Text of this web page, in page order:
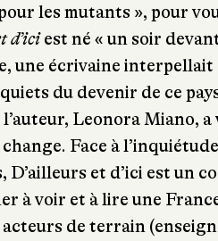
les mutants », pour
d’iciest né « un soir
une écrivaine interpellait
du devenir de ce
l’auteur, Leonora Miano,
Face à
D’ailleurs et d’ici est un
à voir et à lire une
de terrain